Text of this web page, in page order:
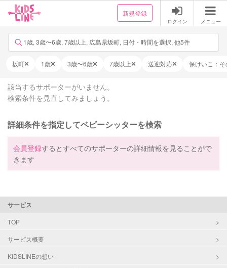
新規登録
ログイン メニュー
1歳, 3歳〜6歳, 7歳以上, 広島県坂町, 日付・時間を選択, 他5件
坂町 1歳 3歳〜6歳 7歳以上 送迎対応 保けいこ：そ
該当するサポーターがいません。
検索条件を見直してみましょう。
詳細条件を指定してベビーシッターを検索
会員登録するとすべてのサポーターの詳細情報を見ることがで
きます
サービス
TOP
サービス概要
KIDSLINEの想い